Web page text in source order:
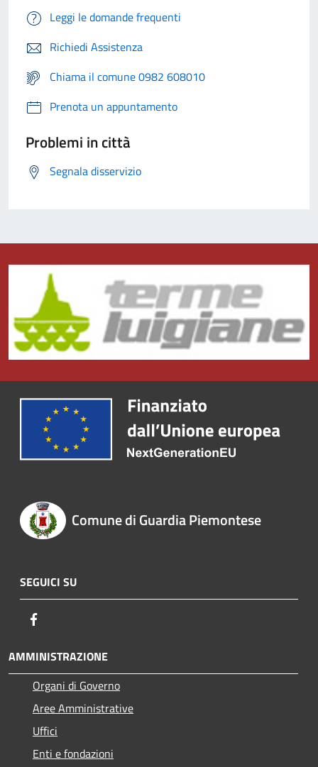
Leggi le domande frequenti
Richiedi Assistenza
Chiama il comune 0982 608010
Prenota un appuntamento
Problemi in città
Segnala disservizio
Comune di Guardia Piemontese
SEGUICI SU
AMMINISTRAZIONE
Organi di Governo
Aree Amministrative
Uffici
Enti e fondazioni